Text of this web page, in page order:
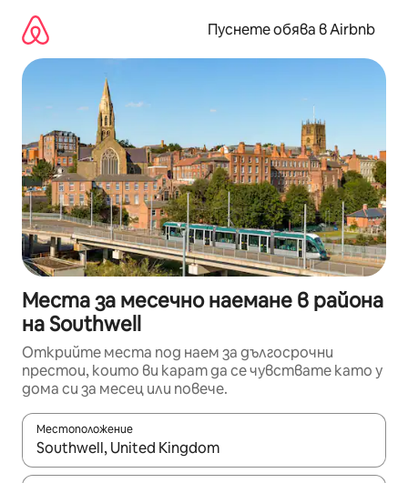
съдържанието
Пуснете обява в Airbnb
Места за месечно наемане в района
на Southwell
Открийте места под наем за дългосрочни
престои, които ви карат да се чувствате като у
дома си за месец или повече.
Местоположение
Когато резултатите се покажат, използвайте